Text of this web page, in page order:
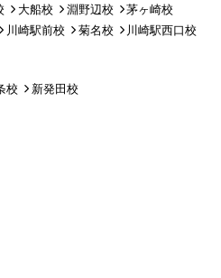
大船校 淵野辺校
茅ヶ崎校
川崎駅前校 菊名校 川崎駅西口校
校 新発田校